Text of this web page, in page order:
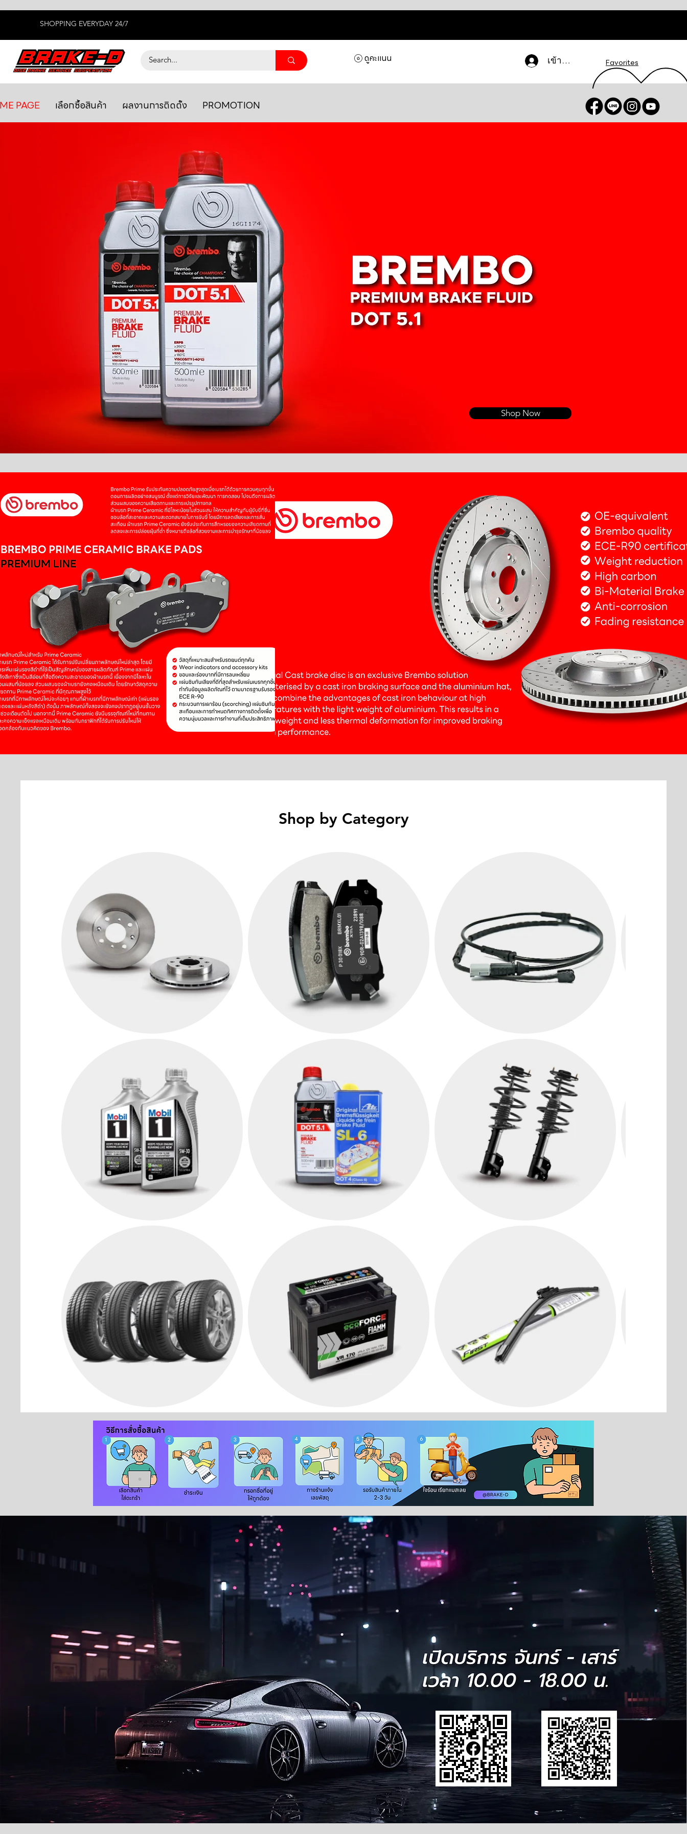
SHOPPING EVERYDAY 24/7
เข้าสู่ระบบ Favorites
ดูคะแนน
PAGE เลือกซื้อสินค้า ผลงานการติดตั้ง PROMOTION
Shop Now
Shop by Category